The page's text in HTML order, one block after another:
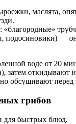
маслята,
«благородные»
подосиновики) —
воде от 20
затем откидывают
обсушивают перед
грибов
для быстрых блюд.